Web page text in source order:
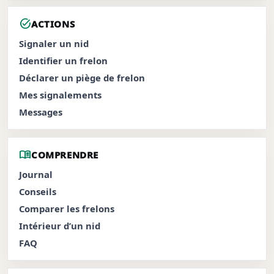
task_altACTIONS
Signaler un nid
Identifier un frelon
Déclarer un piège de frelon
Mes signalements
Messages
menu_bookCOMPRENDRE
Journal
Conseils
Comparer les frelons
Intérieur d’un nid
FAQ